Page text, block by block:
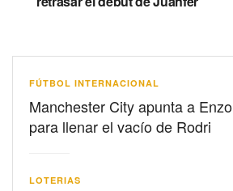
FÚTBOL INTERNACIONAL
Manchester City apunta a
para llenar el vacío de Rodri
LOTERIAS